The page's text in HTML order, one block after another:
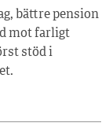
bättre pension
mot farligt
stöd i